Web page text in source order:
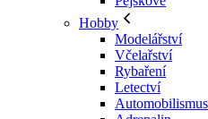
Hobby
Modelářství
Včelařství
Rybaření
Letectví
Automobilismus